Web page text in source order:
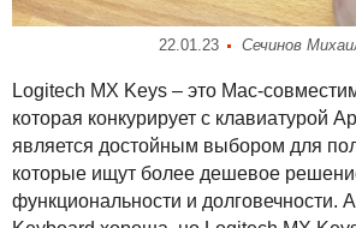
22.01.23 Сечинов
Logitech MX Keys – это Mac-
которая конкурирует с клавиатурой
является достойным выбором для
которые ищут более дешевое
функциональности и долговечности.